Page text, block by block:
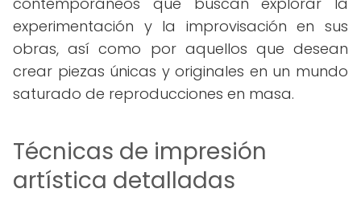
experimentación y la improvisación en sus
obras, así como por aquellos que desean
crear piezas únicas y originales en un mundo
saturado de reproducciones en masa.
Técnicas de impresión
artística detalladas